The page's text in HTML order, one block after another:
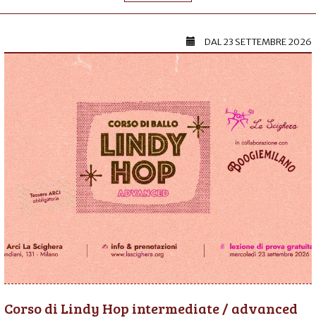
DAL23 SETTEMBRE 2026
Corso di Lindy Hop intermediate / advanced